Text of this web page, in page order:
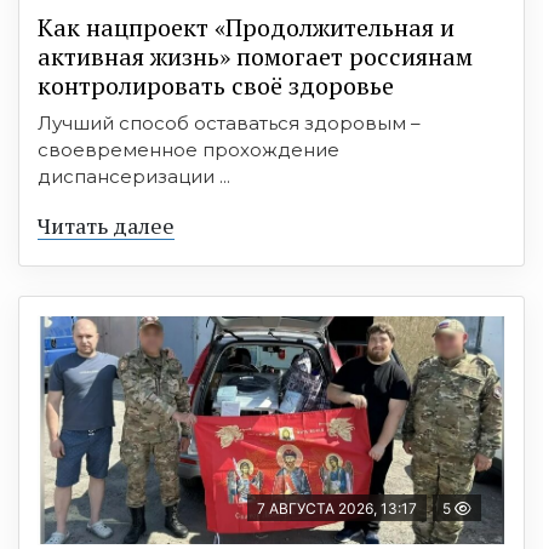
Как нацпроект «Продолжительная и
активная жизнь» помогает россиянам
контролировать своё здоровье
Лучший способ оставаться здоровым –
своевременное прохождение
диспансеризации ...
Читать далее
7 АВГУСТА 2026, 13:17 5